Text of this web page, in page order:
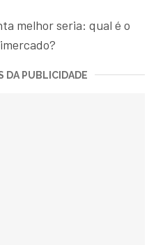
melhor seria: qual é o
DA PUBLICIDADE